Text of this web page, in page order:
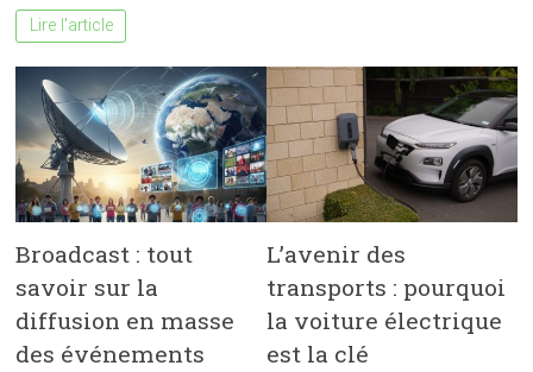
Lire l'article
Broadcast : tout
savoir sur la
diffusion en masse
des événements
L’avenir des
transports : pourquoi
la voiture électrique
est la clé